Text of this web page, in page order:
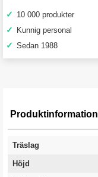
✓ 10 000 produkter
✓ Kunnig personal
✓ Sedan 1988
Produktinformation
Träslag
Höjd